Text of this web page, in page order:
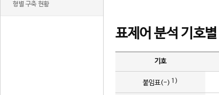
형별 구축 현황
표제어 분석 기호
기호
붙임표(-) 1)